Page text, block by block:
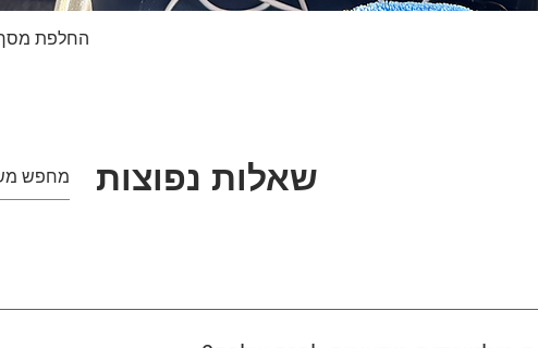
החלפת מסך
שאלות נפוצות